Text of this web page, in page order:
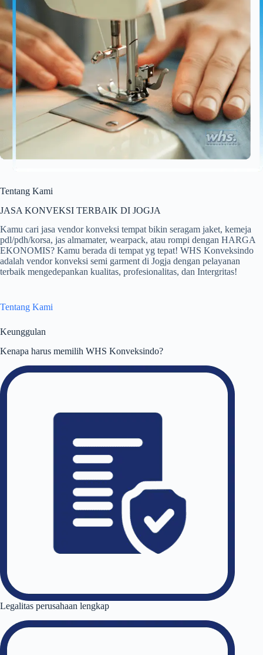
Tentang Kami
JASA KONVEKSI TERBAIK DI JOGJA
Kamu cari jasa vendor konveksi tempat bikin seragam jaket, kemeja
pdl/pdh/korsa, jas almamater, wearpack, atau rompi dengan HARGA
EKONOMIS? Kamu berada di tempat yg tepat! WHS Konveksindo
adalah vendor konveksi semi garment di Jogja dengan pelayanan
terbaik mengedepankan kualitas, profesionalitas, dan Intergritas!
Tentang Kami
Keunggulan
Kenapa harus memilih WHS Konveksindo?
Legalitas perusahaan lengkap